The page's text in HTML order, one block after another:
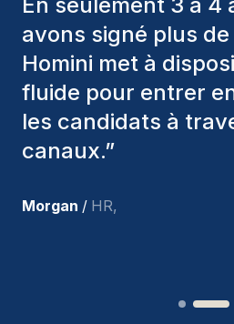
divers critères pour
les bons candidats.
nous avons
parmi nous, et
suis très satisfait